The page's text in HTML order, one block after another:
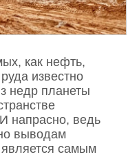
как нефть,
известно
недр планеты
напрасно, ведь
выводам
самым